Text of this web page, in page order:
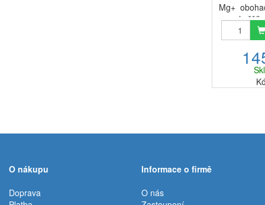
Mg+
o
se
O nákupu
Doprava
Informace o firmě
O nás